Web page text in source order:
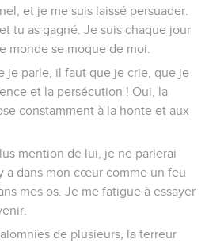
et je me suis laissé persuader.
tu as gagné. Je suis chaque jour
monde se moque de moi.
je parle, il faut que je crie, que je
et la persécution ! Oui, la
constamment à la honte et aux
mention de lui, je ne parlerai
a dans mon cœur comme un feu
mes os. Je me fatigue à essayer
de plusieurs, la terreur